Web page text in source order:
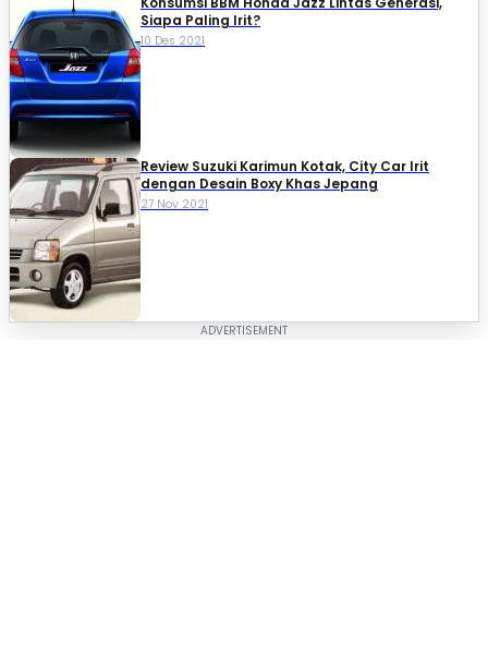
Siapa Paling Irit?
10 Des 2021
Review Suzuki Karimun Kotak, City Car Irit
dengan Desain Boxy Khas Jepang
27 Nov 2021